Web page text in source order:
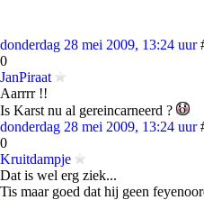
donderdag 28 mei 2009, 13:24 uur
0
JanPiraat
Aarrrr !!
Is Karst nu al gereincarneerd ?
donderdag 28 mei 2009, 13:24 uur
0
Kruitdampje
Dat is wel erg ziek...
Tis maar goed dat hij geen